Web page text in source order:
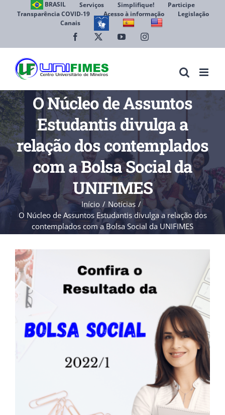
BRASIL Serviços Simplifique!
Participe
Transparência COVID-19
Acesso à informação
Legislação
Canais
Facebook YouTubeInstagram
O Núcleo de Assuntos
Estudantis divulga a
relação dos contemplados
com a Bolsa Social da
UNIFIMES
Início
Notícias
O Núcleo de Assuntos Estudantis divulga a relação dos
contemplados com a Bolsa Social da UNIFIMES
View
Larger
Image